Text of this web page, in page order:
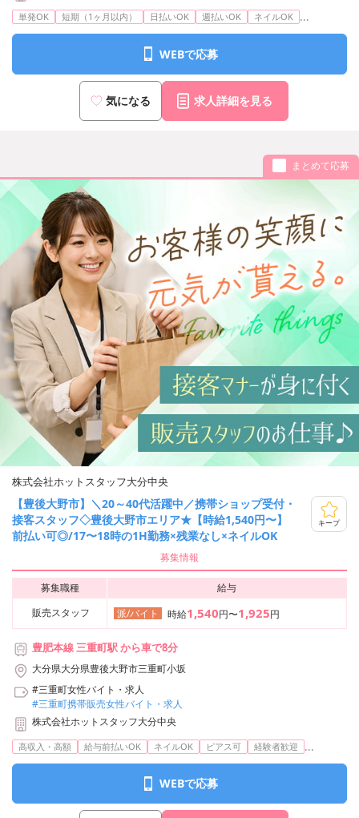
単発OK 短期（1ヶ月以内） 日払いOK 週払いOK ネイルOK ...
WEBで応募
気になる 求人詳細を見る
まとめて応募
株式会社ホットスタッフ大分中央
【豊後大野市】＼20～40代活躍中／携帯ショップ受付・
接客スタッフ◇豊後大野市エリア★【時給1,540円〜】
前払い可◎/17〜18時の1H勤務×残業なし×ネイルOK
キープ
募集情報
募集職種
給与
販売スタッフ
派/バイト 時給1,540円〜1,925円
豊肥本線 三重町駅 から車で8分
大分県大分県豊後大野市三重町小坂
#三重町女性バイト・求人
#三重町携帯販売女性バイト・求人
株式会社ホットスタッフ大分中央
高収入・高額 給与前払いOK ネイルOK ピアス可 経験者歓迎 ...
WEBで応募